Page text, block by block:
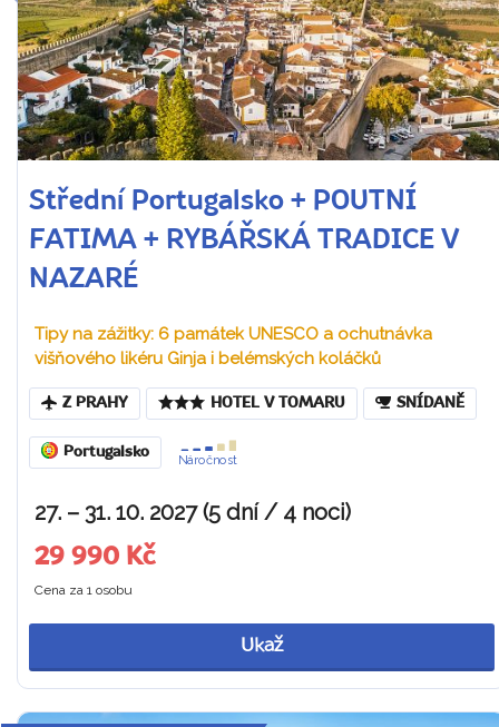
Střední Portugalsko + POUTNÍ
FATIMA + RYBÁŘSKÁ TRADICE V
NAZARÉ
Tipy na zážitky: 6 památek UNESCO a ochutnávka
višňového likéru Ginja i belémských koláčků
Z PRAHY HOTEL V TOMARU SNÍDANĚ
Portugalsko
Náročnost
27. – 31. 10. 2027 (5 dní / 4 noci)
29 990 Kč
Cena za 1 osobu
Ukaž